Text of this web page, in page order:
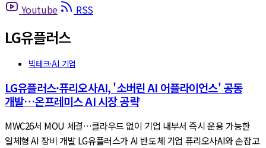
Youtube
RSS
LG유플러스
빅테크·AI 기업
LG유플러스·퓨리오사AI, '소버린 AI 어플라이언스' 공동
개발…온프레미스 AI 시장 공략
MWC26서 MOU 체결…클라우드 없이 기업 내부서 즉시 운용 가능한
일체형 AI 장비 개발 LG유플러스가 AI 반도체 기업 퓨리오사AI와 손잡고